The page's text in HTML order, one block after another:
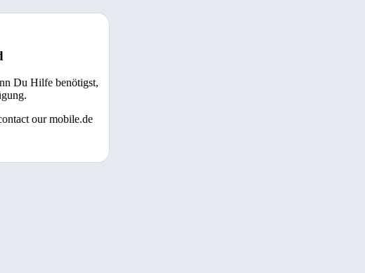
Du Hilfe benötigst,
our mobile.de